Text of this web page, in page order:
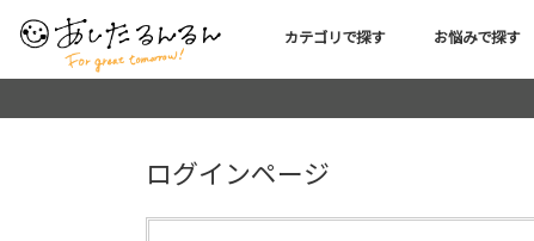
カテゴリで探す お悩みで探す
ログインページ